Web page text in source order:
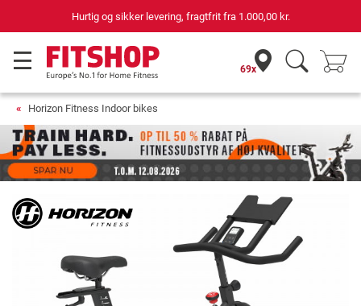
levering, fragtfrit fra1.000,00 kr.
69x
Horizon Fitness Indoor bikes